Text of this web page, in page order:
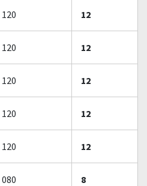
120 12
120 12
120 12
120 12
120 12
080 8